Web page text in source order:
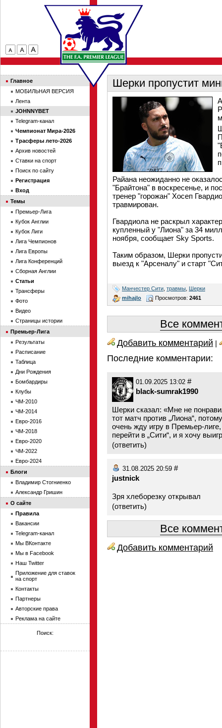
Шерки пропустит
Райана неожиданно не
"Брайтона" в воскресенье, и
тренер "горожан" Хосеп
травмирован.
Гвардиола не раскрыл
купленный у "Лиона" за 34
ноября, сообщает Sky Sports.
Таким образом, Шерки
выезд к "Арсеналу" и старт
Манчестер Сити травмы Шерки
mihajlo
Просмотров: 2461
Все
Добавить комментарий |
Последние комментарии:
01.09.2025 13:02 #
black-sumrak1990
Шерки сказал: «Мне не
тот матч против „Лиона“,
очень жду игру в Премьер-
перейти в „Сити“, и я хочу
(ответить)
31.08.2025 20:59 #
justnick
Зря хлеборезку открывал
(ответить)
Все
Добавить комментарий
Главное
МОБИЛЬНАЯ ВЕРСИЯ
Лента
JOHNNYBET
Telegram-канал
Чемпионат Мира-2026
Трасферы лето-2026
Архив новостей
Ставки на спорт
Поиск по сайту
Регистрация
Вход
Темы
Премьер-Лига
Кубок Англии
Кубок Лиги
Лига Чемпионов
Лига Европы
Лига Конференций
Сборная Англии
Статьи
Трансферы
Фото
Видео
Страницы истории
Премьер-Лига
Результаты
Расписание
Таблица
Дни Рождения
Бомбардиры
Клубы
ЧМ-2010
ЧМ-2014
Евро-2016
ЧМ-2018
Евро-2020
ЧМ-2022
Евро-2024
Блоги
Владимир Стогниенко
Александр Гришин
О сайте
Правила
Вакансии
Telegram-канал
Мы ВКонтакте
Мы в Facebook
Наш Twitter
Приложение для ставок
на спорт
Контакты
Партнеры
Авторские права
Реклама на сайте
Поиск: